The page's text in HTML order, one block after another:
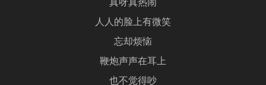
真呀真热闹
人人的脸上有微笑
忘却烦恼
鞭炮声声在耳上
也不觉得吵